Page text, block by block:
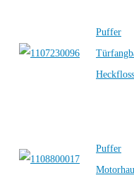
Puffer
Puffer